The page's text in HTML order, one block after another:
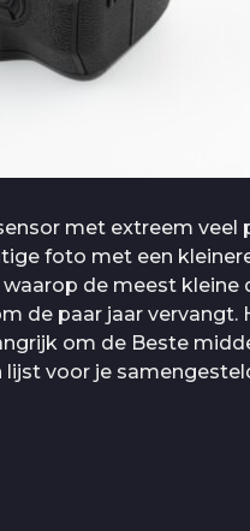
met extreem veel
foto met een
de meest kleine
de paar jaar vervangt.
om de Beste
lijst voor je